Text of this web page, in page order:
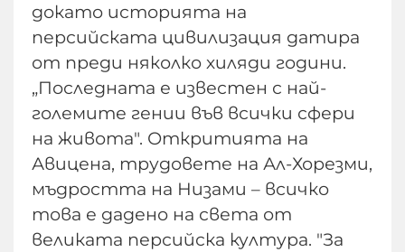
докато историята на
персийската цивилизация датира
от преди няколко хиляди години.
„Последната е известен с най-
големите гении във всички сфери
на живота". Откритията на
Авицена, трудовете на Ал-Хорезми,
мъдростта на Низами – всичко
това е дадено на света от
великата персийска култура. "За